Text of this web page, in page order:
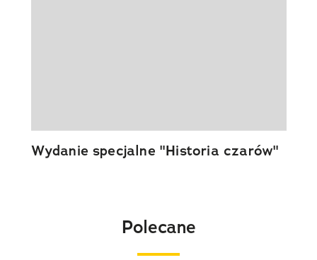
Wydanie specjalne "Historia czarów"
Polecane